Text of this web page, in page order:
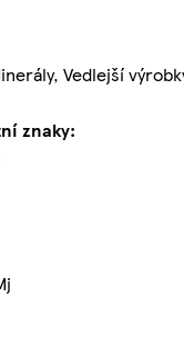
Vedlejší
znaky: